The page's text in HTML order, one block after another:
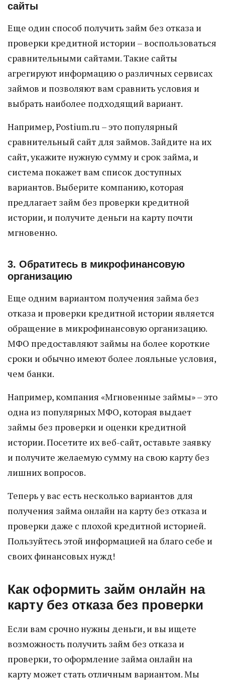
сайты
Еще один способ получить займ без отказа и
проверки кредитной истории – воспользоваться
сравнительными сайтами. Такие сайты
агрегируют информацию о различных сервисах
займов и позволяют вам сравнить условия и
выбрать наиболее подходящий вариант.
Например, Postium.ru – это популярный
сравнительный сайт для займов. Зайдите на их
сайт, укажите нужную сумму и срок займа, и
система покажет вам список доступных
вариантов. Выберите компанию, которая
предлагает займ без проверки кредитной
истории, и получите деньги на карту почти
мгновенно.
3. Обратитесь в микрофинансовую
организацию
Еще одним вариантом получения займа без
отказа и проверки кредитной истории является
обращение в микрофинансовую организацию.
МФО предоставляют займы на более короткие
сроки и обычно имеют более лояльные условия,
чем банки.
Например, компания «Мгновенные займы» – это
одна из популярных МФО, которая выдает
займы без проверки и оценки кредитной
истории. Посетите их веб-сайт, оставьте заявку
и получите желаемую сумму на свою карту без
лишних вопросов.
Теперь у вас есть несколько вариантов для
получения займа онлайн на карту без отказа и
проверки даже с плохой кредитной историей.
Пользуйтесь этой информацией на благо себе и
своих финансовых нужд!
Как оформить займ онлайн на
карту без отказа без проверки
Если вам срочно нужны деньги, и вы ищете
возможность получить займ без отказа и
проверки, то оформление займа онлайн на
карту может стать отличным вариантом. Мы